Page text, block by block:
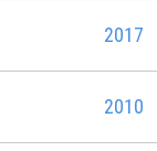
2017
2010